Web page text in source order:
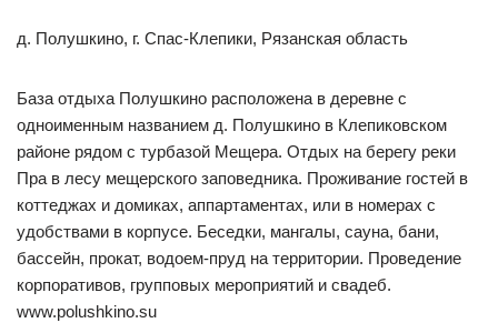
д. Полушкино, г. Спас-Клепики, Рязанская область
База отдыха Полушкино расположена в деревне с
одноименным названием д. Полушкино в Клепиковском
районе рядом с турбазой Мещера. Отдых на берегу реки
Пра в лесу мещерского заповедника. Проживание гостей в
коттеджах и домиках, аппартаментах, или в номерах с
удобствами в корпусе. Беседки, мангалы, сауна, бани,
бассейн, прокат, водоем-пруд на территории. Проведение
корпоративов, групповых мероприятий и свадеб.
www.polushkino.su